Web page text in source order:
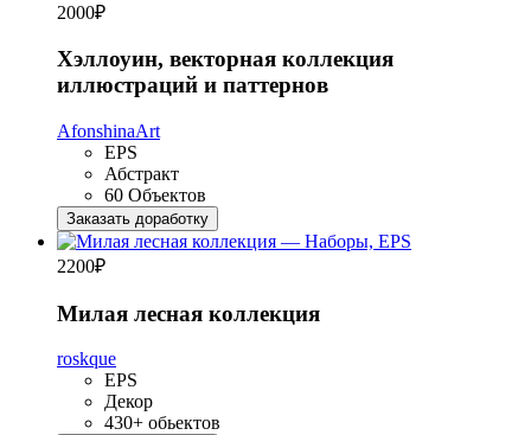
2000₽
Хэллоуин, векторная коллекция
иллюстраций и паттернов
AfonshinaArt
EPS
Абстракт
60 Объектов
Заказать доработку
2200₽
Милая лесная коллекция
roskque
EPS
Декор
430+ обьектов